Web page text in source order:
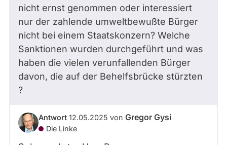
nicht ernst genommen oder interessiert
nur der zahlende umweltbewußte Bürger
nicht bei einem Staatskonzern? Welche
Sanktionen wurden durchgeführt und was
haben die vielen verunfallenden Bürger
davon, die auf der Behelfsbrücke stürzten
?
Antwort 12.05.2025 von Gregor Gysi
Die Linke